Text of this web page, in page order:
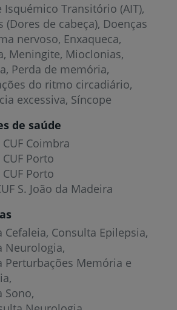
Isquémico Transitório (AIT)
(Dores de cabeça) Doenças
nervoso Enxaqueca
Meningite Mioclonias
Perda de memória
do ritmo circadiário
excessiva Síncope
de saúde
Coimbra
Porto
Porto
S. João da Madeira
Cefaleia Consulta Epilepsia
Neurologia
Perturbações Memória e
Sono